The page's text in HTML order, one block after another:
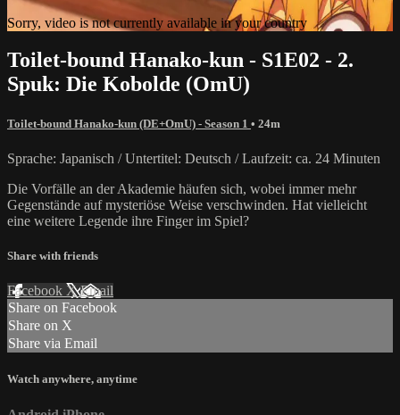
Sorry, video is not currently available in your country
Toilet-bound Hanako-kun - S1E02 - 2.
Spuk: Die Kobolde (OmU)
Toilet-bound Hanako-kun (DE+OmU) - Season 1 • 24m
Sprache: Japanisch / Untertitel: Deutsch / Laufzeit: ca. 24 Minuten
Die Vorfälle an der Akademie häufen sich, wobei immer mehr
Gegenstände auf mysteriöse Weise verschwinden. Hat vielleicht
eine weitere Legende ihre Finger im Spiel?
Share with friends
Facebook XEmail
Share on Facebook
Share on X
Share via Email
Watch anywhere, anytime